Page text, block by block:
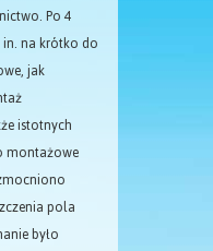
Po 4
na krótko do
jak
istotnych
montażowe
pola
było